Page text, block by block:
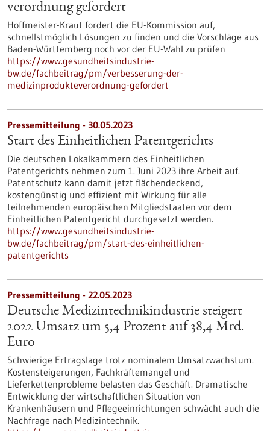
verordnung gefordert
Hoffmeister-Kraut fordert die EU-Kommission auf,
schnellstmöglich Lösungen zu finden und die Vorschläge aus
Baden-Württemberg noch vor der EU-Wahl zu prüfen
https://www.gesundheitsindustrie-
bw.de/fachbeitrag/pm/verbesserung-der-
medizinprodukteverordnung-gefordert
Pressemitteilung - 30.05.2023
Start des Einheitlichen Patentgerichts
Die deutschen Lokalkammern des Einheitlichen
Patentgerichts nehmen zum 1. Juni 2023 ihre Arbeit auf.
Patentschutz kann damit jetzt flächendeckend,
kostengünstig und effizient mit Wirkung für alle
teilnehmenden europäischen Mitgliedstaaten vor dem
Einheitlichen Patentgericht durchgesetzt werden.
https://www.gesundheitsindustrie-
bw.de/fachbeitrag/pm/start-des-einheitlichen-
patentgerichts
Pressemitteilung - 22.05.2023
Deutsche Medizintechnikindustrie steigert
2022 Umsatz um 5,4 Prozent auf 38,4 Mrd.
Euro
Schwierige Ertragslage trotz nominalem Umsatzwachstum.
Kostensteigerungen, Fachkräftemangel und
Lieferkettenprobleme belasten das Geschäft. Dramatische
Entwicklung der wirtschaftlichen Situation von
Krankenhäusern und Pflegeeinrichtungen schwächt auch die
Nachfrage nach Medizintechnik.